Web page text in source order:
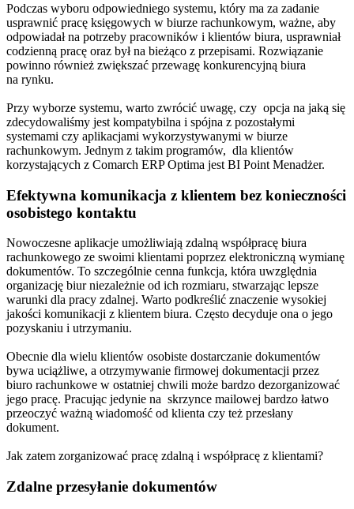
Podczas wyboru odpowiedniego systemu, który ma za zadanie
usprawnić pracę księgowych w biurze rachunkowym, ważne, aby
odpowiadał na potrzeby pracowników i klientów biura, usprawniał
codzienną pracę oraz był na bieżąco z przepisami. Rozwiązanie
powinno również zwiększać przewagę konkurencyjną biura
na rynku.
Przy wyborze systemu, warto zwrócić uwagę, czy opcja na jaką się
zdecydowaliśmy jest kompatybilna i spójna z pozostałymi
systemami czy aplikacjami wykorzystywanymi w biurze
rachunkowym. Jednym z takim programów, dla klientów
korzystających z Comarch ERP Optima jest BI Point Menadżer.
Efektywna komunikacja z klientem bez konieczności
osobistego kontaktu
Nowoczesne aplikacje umożliwiają zdalną współpracę biura
rachunkowego ze swoimi klientami poprzez elektroniczną wymianę
dokumentów. To szczególnie cenna funkcja, która uwzględnia
organizację biur niezależnie od ich rozmiaru, stwarzając lepsze
warunki dla pracy zdalnej. Warto podkreślić znaczenie wysokiej
jakości komunikacji z klientem biura. Często decyduje ona o jego
pozyskaniu i utrzymaniu.
Obecnie dla wielu klientów osobiste dostarczanie dokumentów
bywa uciążliwe, a otrzymywanie firmowej dokumentacji przez
biuro rachunkowe w ostatniej chwili może bardzo dezorganizować
jego pracę. Pracując jedynie na skrzynce mailowej bardzo łatwo
przeoczyć ważną wiadomość od klienta czy też przesłany
dokument.
Jak zatem zorganizować pracę zdalną i współpracę z klientami?
Zdalne przesyłanie dokumentów